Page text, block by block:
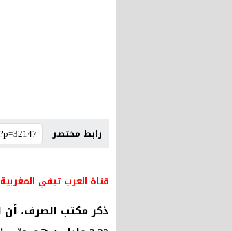
رابط مختصر
قناة العرب تيفي المغربية
ذكر مكتب الصرف، أن